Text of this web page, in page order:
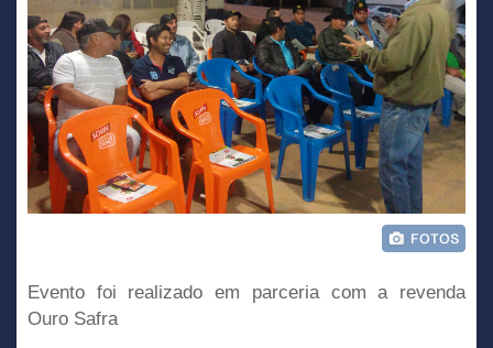
Evento foi realizado em parceria com a revenda
Ouro Safra